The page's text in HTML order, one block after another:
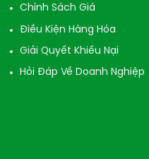
Chính Sách Giá
Điều Kiện Hàng Hóa
Giải Quyết Khiếu Nại
Hỏi Đáp Về Doanh Nghiệp